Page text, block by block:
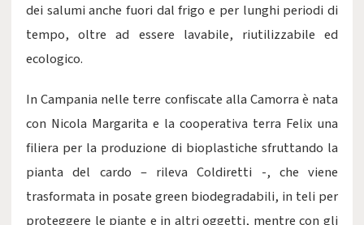
dei salumi anche fuori dal frigo e per lunghi periodi di
tempo, oltre ad essere lavabile, riutilizzabile ed
ecologico.
In Campania nelle terre confiscate alla Camorra è nata
con Nicola Margarita e la cooperativa terra Felix una
filiera per la produzione di bioplastiche sfruttando la
pianta del cardo – rileva Coldiretti -, che viene
trasformata in posate green biodegradabili, in teli per
proteggere le piante e in altri oggetti, mentre con gli